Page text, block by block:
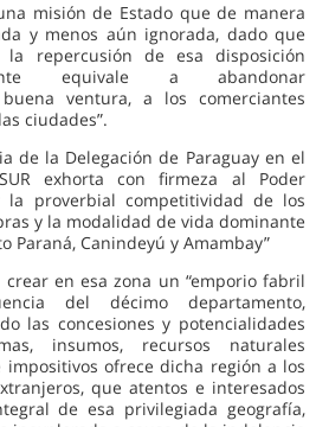
misión de Estado que de manera
y menos aún ignorada, dado que
la repercusión de esa disposición
equivale a abandonar
ventura, a los comerciantes
ciudades”.
de la Delegación de Paraguay en el
exhorta con firmeza al Poder
la proverbial competitividad de los
y la modalidad de vida dominante
Paraná, Canindeyú y Amambay”
en esa zona un “emporio fabril
del décimo departamento,
las concesiones y potencialidades
insumos, recursos naturales
impositivos ofrece dicha región a los
que atentos e interesados
de esa privilegiada geografía,